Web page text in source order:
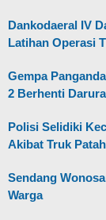
Dankodaeral IV
Latihan Operasi
Gempa
2 Berhenti
Polisi Selidiki
Akibat Truk
Sendang
Warga